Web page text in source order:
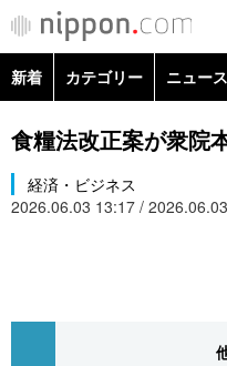
カテゴリー
新着 カテゴリー ニュース
政治・外交
経済・ビジネス
食糧法改正案が衆院
経済・ビジネス
2026.06.03 13:17 /